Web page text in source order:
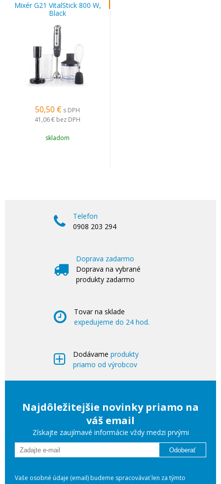
Mixér G21 VitalStick 800 W,
Black
50,50 € s DPH
41,06 € bez DPH
skladom
Telefon
0908 203 294
Doprava zadarmo
Doprava na vybrané
produkty zadarmo
Tovar na sklade
expedujeme do 24 hod.
Dodávame produkty
priamo od výrobcov
Najdôležitejšie novinky priamo na
váš email
Získajte zaujímavé informácie vždy medzi prvými
Odoberať
Vaše osobné údaje (email) budeme spracovávať len za týmto